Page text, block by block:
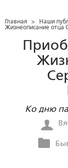
Главная > Наши
Жизнеописание отца
Ко дню